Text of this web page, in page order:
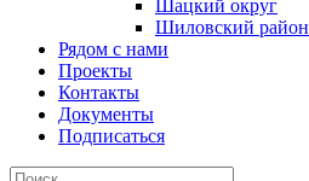
Шацкий округ
Шиловский район
Рядом с нами
Проекты
Контакты
Документы
Подписаться